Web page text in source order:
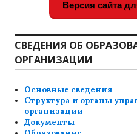
Версия сайта
СВЕДЕНИЯ ОБ
ОРГАНИЗАЦИИ
Основные сведения
Структура и органы
организации
Документы